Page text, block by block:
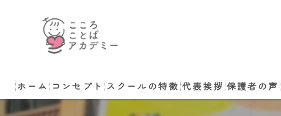
ホーム コンセプト スクールの特徴 代表挨拶 保護者の声